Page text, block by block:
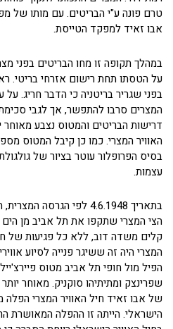
טרם פונה ע"י הבריטים. עם מותו של
אבו זאיד למפקד הטייסת.
במהלך תקופה זו מחו הבריטים בפני
על הטסתו תחת רישום אזרחי בריטי.
בפני שגריר בריטניה כי הדבר חריג.
המצרים סרבו להתפשר, אך לגבי
דרישות הבריטים והמטוס נצבע מאוחר
בסיס הפרופלור עוטר בציור של
עצמות.
בתאריך 4.6.1948 לפי
הצי המצרי שתקפו את תל אביב מן
קלים משדה דוב, ללא כל פגיעות של
המצרי היה זה ששיגר פנייה לסיוע
הפיל מול חופי תל אביב מטוס
שפרינצק ומתיתיהו סוקניק. מאוחר
של אבו זאיד חיל האוויר המצרי
הישראלי. הייתה זו ההפלה המאושרת